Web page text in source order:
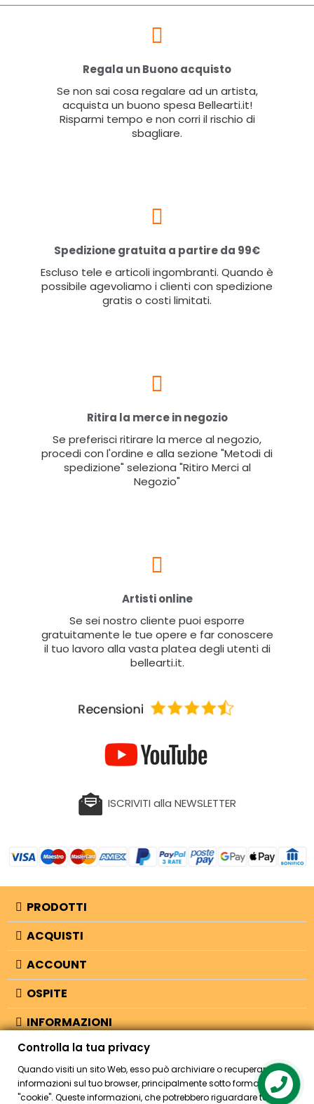
Regala un Buono acquisto
Se non sai cosa regalare ad un artista,
acquista un buono spesa Bellearti.it!
Risparmi tempo e non corri il rischio di
sbagliare.
Spedizione gratuita a partire da 99€
Escluso tele e articoli ingombranti. Quando è
possibile agevoliamo i clienti con spedizione
gratis o costi limitati.
Ritira la merce in negozio
Se preferisci ritirare la merce al negozio,
procedi con l'ordine e alla sezione "Metodi di
spedizione" seleziona "Ritiro Merci al
Negozio"
Artisti online
Se sei nostro cliente puoi esporre
gratuitamente le tue opere e far conoscere
il tuo lavoro alla vasta platea degli utenti di
bellearti.it.
ISCRIVITI alla NEWSLETTER
PRODOTTI
ACQUISTI
ACCOUNT
OSPITE
INFORMAZIONI
NEGOZIO
Controlla la tua privacy
Quando visiti un sito Web, esso può archiviare o recuperare
informazioni sul tuo browser, principalmente sotto forma di
"cookie". Queste informazioni, che potrebbero riguardare te, le tue
Contact us